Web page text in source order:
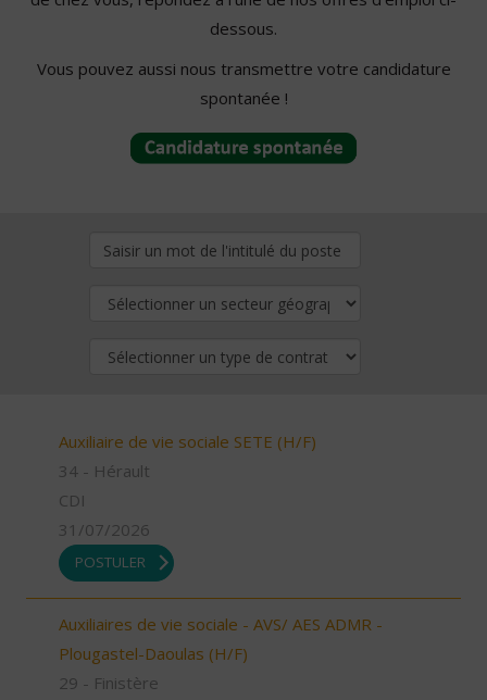
dessous.
Vous pouvez aussi nous transmettre votre candidature
spontanée !
Auxiliaire de vie sociale SETE (H/F)
34 - Hérault
CDI
31/07/2026
POSTULER
Auxiliaires de vie sociale - AVS/ AES ADMR -
Plougastel-Daoulas (H/F)
29 - Finistère